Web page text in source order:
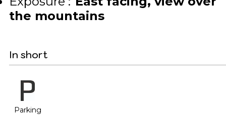
the mountains
In short
Parking